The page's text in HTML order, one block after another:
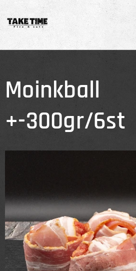
Moinkball
+-300gr/6st